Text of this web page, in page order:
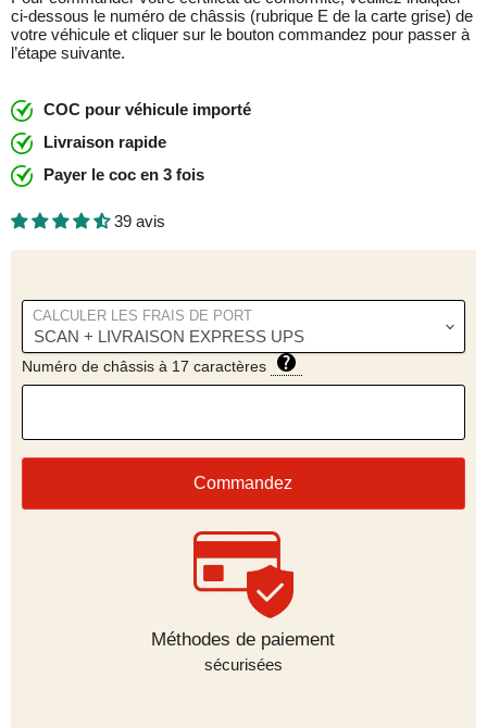
ci-dessous le numéro de châssis (rubrique E de la carte grise) de
votre véhicule et cliquer sur le bouton commandez pour passer à
l’étape suivante.
COC pour véhicule importé
Livraison rapide
Payer le coc en 3 fois
39 avis
CALCULER LES FRAIS DE PORT
Numéro de châssis à 17 caractères
Commandez
Méthodes de paiement
sécurisées